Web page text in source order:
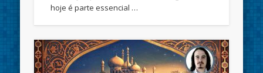
hoje é parte essencial …